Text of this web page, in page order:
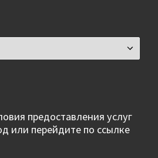
предоставления услуг
или перейдите по ссылке